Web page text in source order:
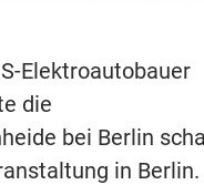
Elektroautobauer
die
bei Berlin
in Berlin.